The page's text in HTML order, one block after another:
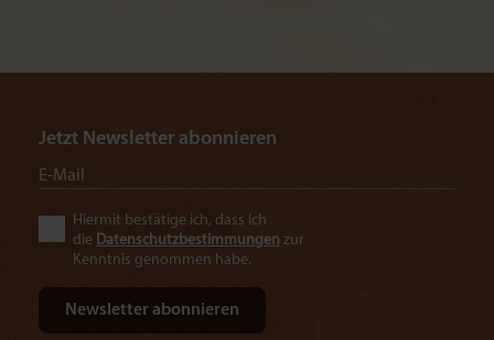
Jetzt Newsletter abonnieren
Hiermit bestätige ich, dass ich
die Datenschutzbestimmungen zur
Kenntnis genommen habe.